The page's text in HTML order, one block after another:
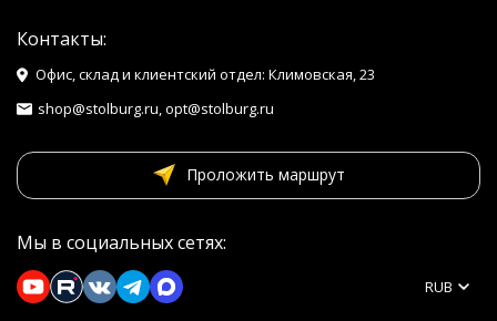
Контакты:
Офис, склад и клиентский отдел: Климовская, 23
shop@stolburg.ru, opt@stolburg.ru
Проложить маршрут
Мы в социальных сетях:
RUB